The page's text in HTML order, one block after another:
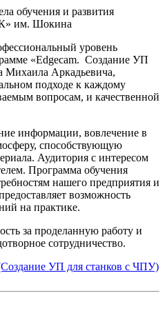
обучения и развития
им. Шокина
уровень
«Edgecam. Создание УП
Михаила Аркадьевича,
подходе к каждому
вопросам, и качественной
информации, вовлечение в
способствующую
Аудитория с интересом
Программа обучения
нашего предприятия и
возможность
на практике.
за проделанную работу и
сотрудничество.
УП для станков с ЧПУ)